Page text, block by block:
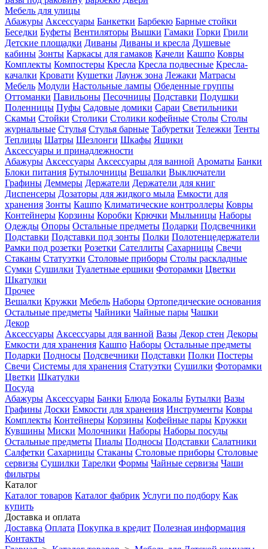
Мебель для улицы
Абажуры Аксессуары Банкетки Барбекю Барные стойки
Беседки Буфеты Вентиляторы Вышки Гамаки Горки Грили
Детские площадки Диваны Диваны и кресла Душевые
кабины Зонты Каркасы для гамаков Качели Кашпо Ковры
Комплекты Компостеры Кресла Кресла подвесные Кресла-
качалки Кровати Кушетки Лаунж зона Лежаки Матрасы
Мебель Модули Настольные лампы Обеденные группы
Оттоманки Павильоны Песочницы Подставки Подушки
Поленницы Пуфы Садовые домики Сараи Светильники
Скамьи Стойки Столики Столики кофейные Столы Столы
журнальные Стулья Стулья барные Табуретки Тележки Тенты
Теплицы Шатры Шезлонги Шкафы Ящики
Аксессуары и принадлежности
Абажуры Аксессуары Аксессуары для ванной Ароматы Банки
Блоки питания Бутылочницы Вешалки Выключатели
Графины Деммеры Держатели Держатели для книг
Диспенсеры Дозаторы для жидкого мыла Емкости для
хранения Зонты Кашпо Климатические контроллеры Ковры
Контейнеры Корзины Коробки Крючки Мыльницы Наборы
Одежды Опоры Остальные предметы Подарки Подсвечники
Подставки Подставки под зонты Полки Полотенцедержатели
Рамки под розетки Розетки Сателлиты Сахарницы Свечи
Стаканы Статуэтки Столовые приборы Столы раскладные
Сумки Сушилки Туалетные ершики Фоторамки Цветки
Шкатулки
Прочее
Вешалки Кружки Мебель Наборы Ортопедические основания
Остальные предметы Чайники Чайные пары Чашки
Декор
Аксессуары Аксессуары для ванной Вазы Декор стен Декоры
Емкости для хранения Кашпо Наборы Остальные предметы
Подарки Подносы Подсвечники Подставки Полки Постеры
Свечи Системы для хранения Статуэтки Сушилки Фоторамки
Цветки Шкатулки
Посуда
Абажуры Аксессуары Банки Блюда Бокалы Бутылки Вазы
Графины Доски Емкости для хранения Инструменты Ковры
Комплекты Контейнеры Корзины Кофейные пары Кружки
Кувшины Миски Молочники Наборы Наборы посуды
Остальные предметы Пиалы Подносы Подставки Салатники
Салфетки Сахарницы Стаканы Столовые приборы Столовые
сервизы Сушилки Тарелки Формы Чайные сервизы Чаши
фильтры
Каталог
Каталог товаров Каталог фабрик Услуги по подбору Как
купить
Доставка и оплата
Доставка Оплата Покупка в кредит Полезная информация
Контакты